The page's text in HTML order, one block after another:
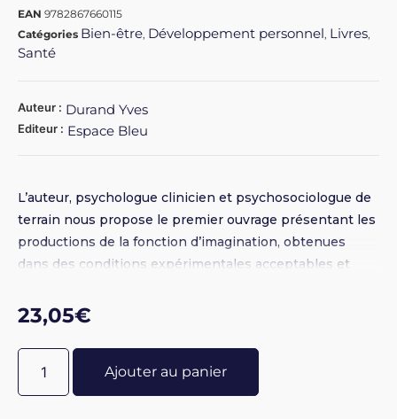
EAN 9782867660115
Catégories Bien-être, Développement personnel, Livres,
Santé
Auteur : Durand Yves
Editeur : Espace Bleu
L’auteur, psychologue clinicien et psychosociologue de
terrain nous propose le premier ouvrage présentant les
productions de la fonction d’imagination, obtenues
dans des conditions expérimentales acceptables et
travaux sur l’imaginaire.
23,05€
Ajouter au panier